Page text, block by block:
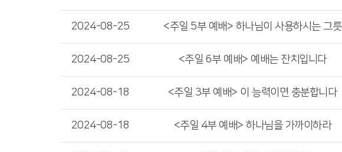
2024-08-25 <주일 5부 예배> 하나님이 사용하시는 그릇
2024-08-25 <주일 6부 예배> 예배는 잔치입니다
2024-08-18 <주일 3부 예배> 이 능력이면 충분합니다
2024-08-18 <주일 4부 예배> 하나님을 가까이하라